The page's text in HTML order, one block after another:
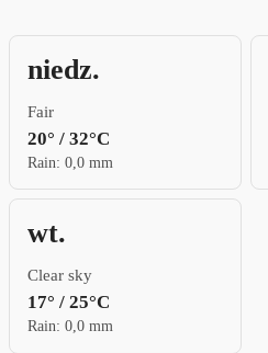
niedz.
Fair
20° / 32°C
Rain: 0,0 mm
wt.
Clear sky
17° / 25°C
Rain: 0,0 mm